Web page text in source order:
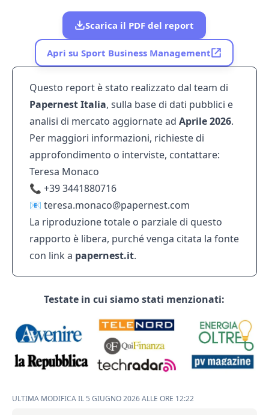
Scarica il PDF del report
Apri su Sport Business Management
Questo report è stato realizzato dal team di
Papernest Italia, sulla base di dati pubblici e
analisi di mercato aggiornate ad Aprile 2026.
Per maggiori informazioni, richieste di
approfondimento o interviste, contattare:
Teresa Monaco
📞 +39 3441880716
📧 teresa.monaco@papernest.com
La riproduzione totale o parziale di questo
rapporto è libera, purché venga citata la fonte
con link a papernest.it.
Testate in cui siamo stati menzionati:
ULTIMA MODIFICA IL 5 GIUGNO 2026 ALLE ORE 12:22